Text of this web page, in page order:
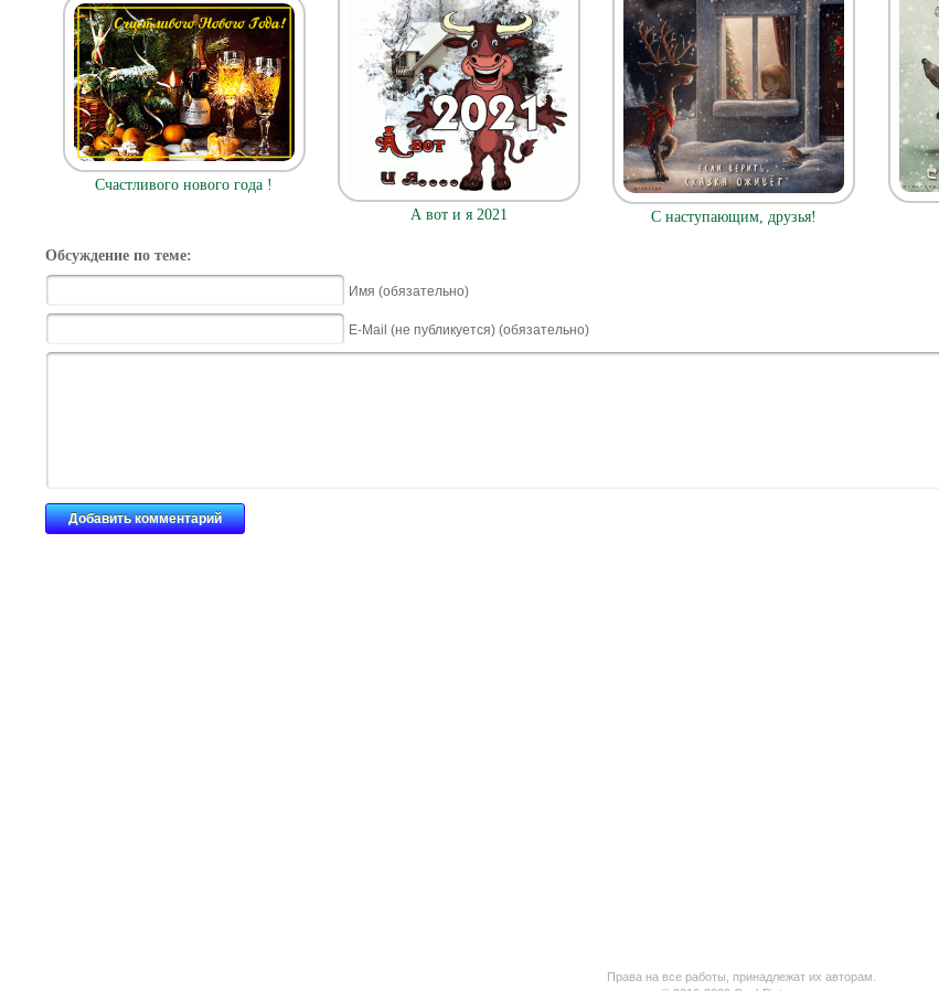
Счастливого нового года !
А вот и я 2021
С наступающим, друзья!
Обсуждение по теме:
Имя (обязательно)
E-Mail (не публикуется) (обязательно)
Права на все работы, принадлежат их авторам.